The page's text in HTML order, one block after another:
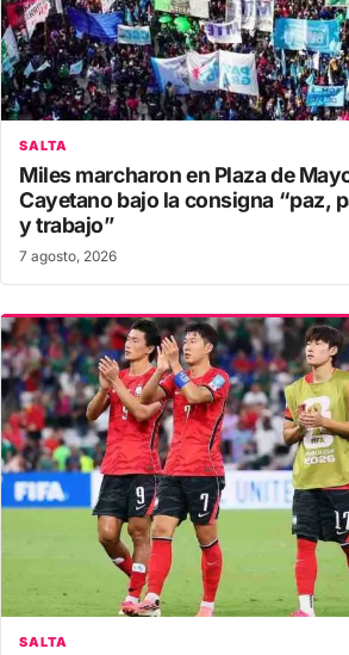
SALTA
Miles marcharon en Plaza de
Cayetano bajo la consigna “paz,
y trabajo”
7 agosto, 2026
SALTA